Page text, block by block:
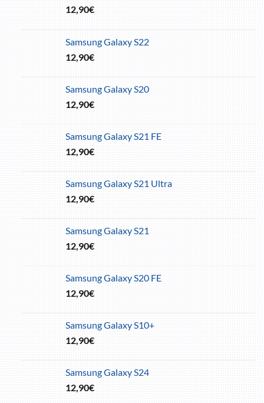
12,90€
Samsung Galaxy S22
12,90€
Samsung Galaxy S20
12,90€
Samsung Galaxy S21 FE
12,90€
Samsung Galaxy S21 Ultra
12,90€
Samsung Galaxy S21
12,90€
Samsung Galaxy S20 FE
12,90€
Samsung Galaxy S10+
12,90€
Samsung Galaxy S24
12,90€